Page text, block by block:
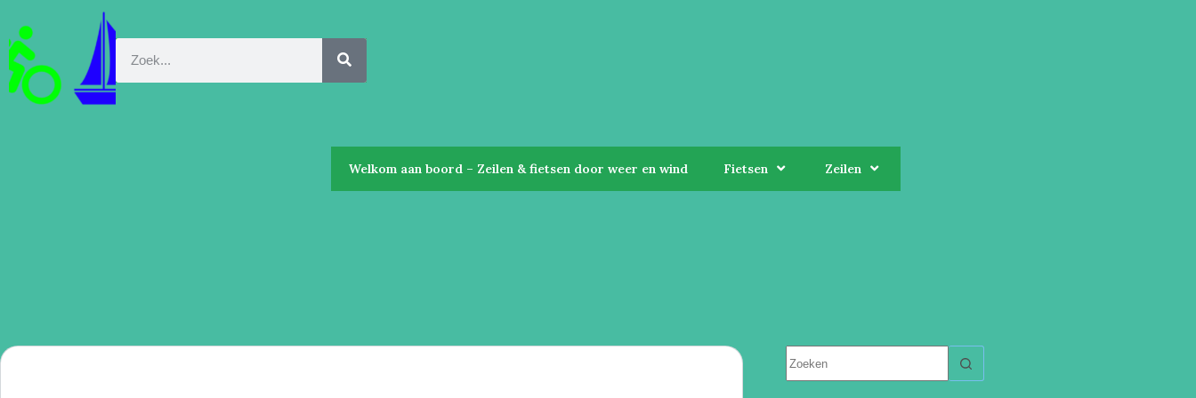
Welkom aan boord – Zeilen & fietsen door weer en wind Fietsen Zeilen